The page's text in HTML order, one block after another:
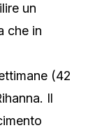
un
che in
(42
Il